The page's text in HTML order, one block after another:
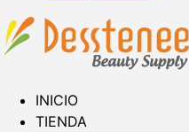
INICIO
TIENDA